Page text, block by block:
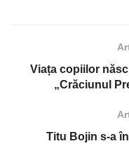
Viața copiilor
„Crăciunul
Titu Bojin s-a